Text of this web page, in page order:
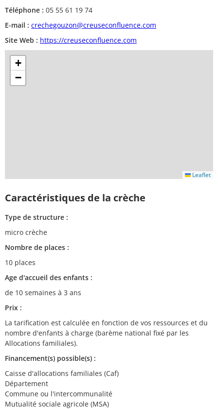
Téléphone : 05 55 61 19 74
E-mail : crechegouzon@creuseconfluence.com
Site Web : https://creuseconfluence.com
+
−
Leaflet
Caractéristiques de la crèche
Type de structure :
micro crèche
Nombre de places :
10 places
Age d'accueil des enfants :
de 10 semaines à 3 ans
Prix :
La tarification est calculée en fonction de vos ressources et du
nombre d'enfants à charge (barème national fixé par les
Allocations familiales).
Financement(s) possible(s) :
Caisse d'allocations familiales (Caf)
Département
Commune ou l'intercommunalité
Mutualité sociale agricole (MSA)